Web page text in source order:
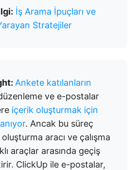
İş Arama İpuçları ve
Stratejiler
Ankete katılanların
ve e-postalar
içerik oluşturmak için
. Ancak bu süreç
aracı ve çalışma
araçlar arasında geçiş
ClickUp ile e-postalar,